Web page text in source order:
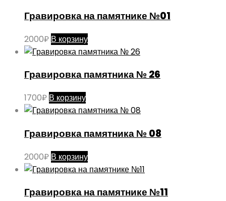
Гравировка на памятнике №01
2000₽ В корзину
Гравировка памятника № 26
1700₽ В корзину
Гравировка памятника № 08
2000₽ В корзину
Гравировка на памятнике №11